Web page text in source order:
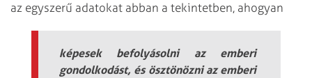
az egyszerű adatokat abban a tekintetben, ahogyan
képesek befolyásolni az emberi
gondolkodást, és ösztönözni az emberi